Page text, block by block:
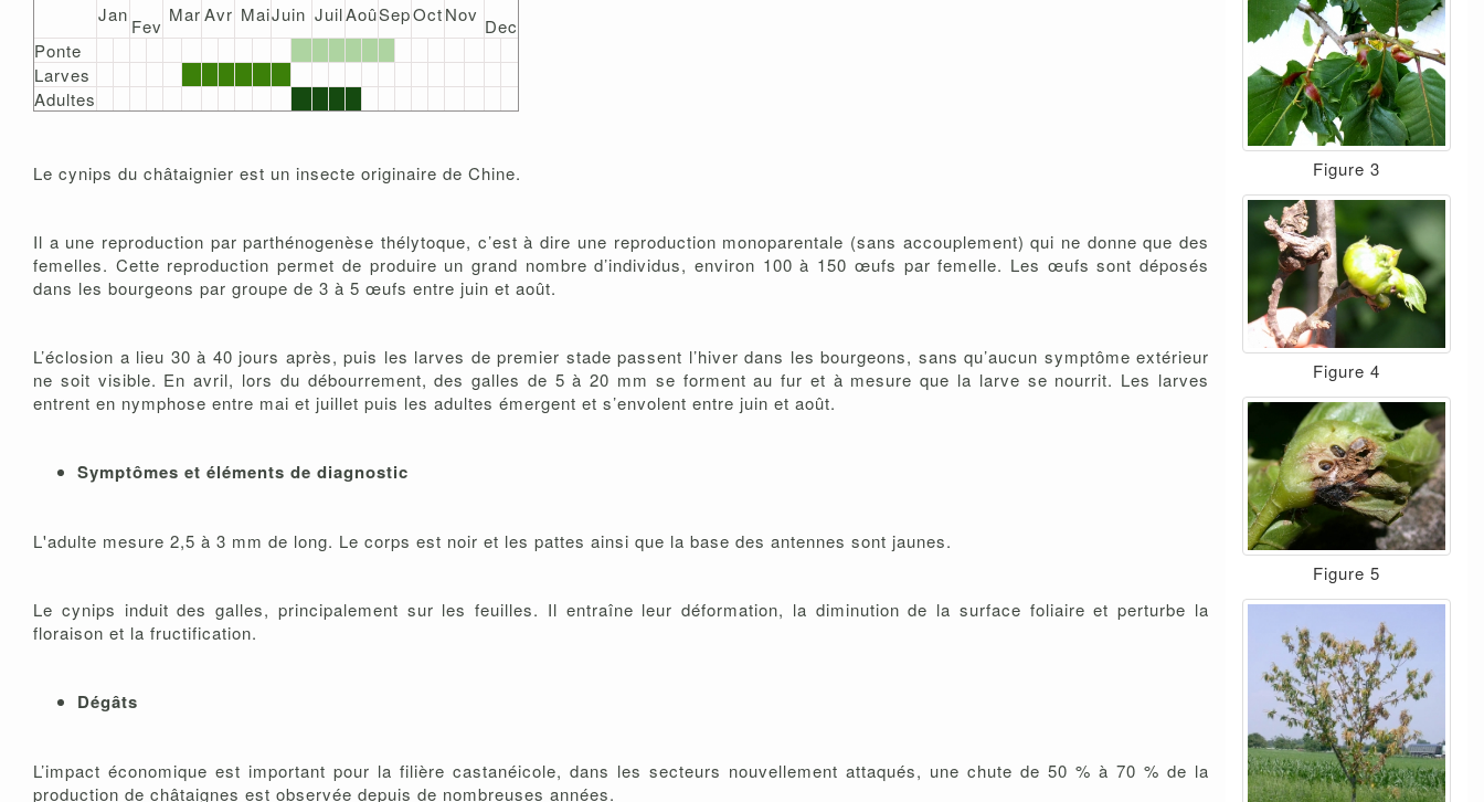
Jan
Fev
MarAvr MaiJuin JuilAoûSepOctNov
Dec
Ponte
Larves
Adultes
Le cynips du châtaignier est un insecte originaire de Chine.
Il a une reproduction par parthénogenèse thélytoque, c’est à dire une reproduction monoparentale (sans accouplement) qui ne donne que des
femelles. Cette reproduction permet de produire un grand nombre d’individus, environ 100 à 150 œufs par femelle. Les œufs sont déposés
dans les bourgeons par groupe de 3 à 5 œufs entre juin et août.
L’éclosion a lieu 30 à 40 jours après, puis les larves de premier stade passent l’hiver dans les bourgeons, sans qu’aucun symptôme extérieur
ne soit visible. En avril, lors du débourrement, des galles de 5 à 20 mm se forment au fur et à mesure que la larve se nourrit. Les larves
entrent en nymphose entre mai et juillet puis les adultes émergent et s’envolent entre juin et août.
Symptômes et éléments de diagnostic
L'adulte mesure 2,5 à 3 mm de long. Le corps est noir et les pattes ainsi que la base des antennes sont jaunes.
Le cynips induit des galles, principalement sur les feuilles. Il entraîne leur déformation, la diminution de la surface foliaire et perturbe la
floraison et la fructification.
Dégâts
L’impact économique est important pour la filière castanéicole, dans les secteurs nouvellement attaqués, une chute de 50 % à 70 % de la
production de châtaignes est observée depuis de nombreuses années.
Figure 3
Figure 4
Figure 5